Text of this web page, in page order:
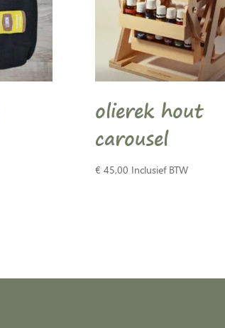
olierek hout
carousel
€ 45,00 Inclusief BTW